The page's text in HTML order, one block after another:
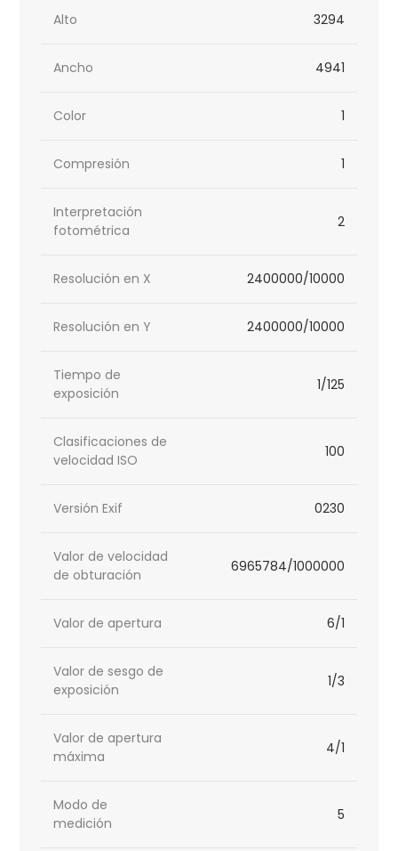
Alto 3294
Ancho 4941
Color 1
Compresión 1
Interpretación
fotométrica
2
Resolución en X 2400000/10000
Resolución en Y 2400000/10000
Tiempo de
exposición
1/125
Clasificaciones de
velocidad ISO
100
Versión Exif 0230
Valor de velocidad
de obturación
6965784/1000000
Valor de apertura 6/1
Valor de sesgo de
exposición
1/3
Valor de apertura
máxima
4/1
Modo de
medición
5